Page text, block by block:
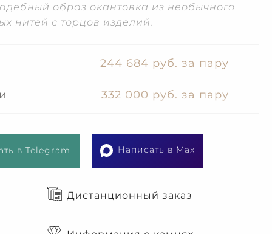
образ окантовка из необычного
нитей с торцов изделий.
244 684 руб. за пару
332 000 руб. за пару
в Telegram Написать в Max
Дистанционный заказ